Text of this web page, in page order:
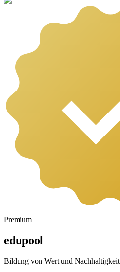
Premium
edupool
Bildung von Wert und Nachhaltigkeit